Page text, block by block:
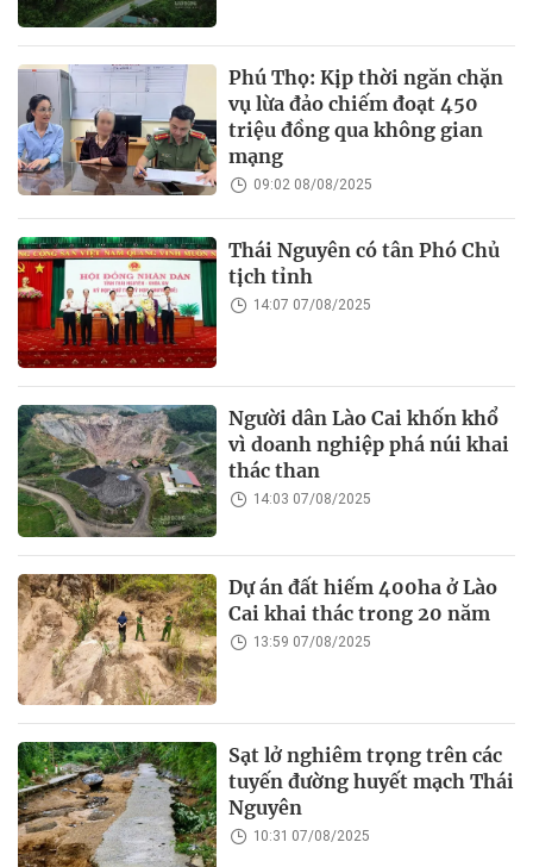
Phú Thọ: Kịp thời ngăn chặn
vụ lừa đảo chiếm đoạt 450
triệu đồng qua không gian
mạng
09:02 08/08/2025
Thái Nguyên có tân Phó Chủ
tịch tỉnh
14:07 07/08/2025
Người dân Lào Cai khốn khổ
vì doanh nghiệp phá núi khai
thác than
14:03 07/08/2025
Dự án đất hiếm 400ha ở Lào
Cai khai thác trong 20 năm
13:59 07/08/2025
Sạt lở nghiêm trọng trên các
tuyến đường huyết mạch Thái
Nguyên
10:31 07/08/2025